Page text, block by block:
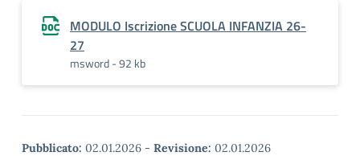
MODULO Iscrizione SCUOLA INFANZIA 26-
27
msword - 92 kb
Pubblicato: 02.01.2026 - Revisione: 02.01.2026